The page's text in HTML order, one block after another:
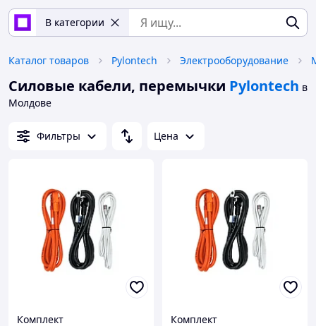
В категории
Каталог товаров Pylontech Электрооборудование
Силовые кабели, перемычки Pylontech в
Молдове
Фильтры Цена
Комплект
Комплект